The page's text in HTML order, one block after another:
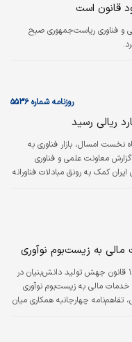
قانون است
و فناوری ریاست‌جمهوری صبح
روزنامه شماره ۵۵۳۶
شبکه فن‌بازار ملی ایران گفت: در ۵ ماه نخست امسال، بازار فناوری به
به گزارش معاونت علمی و فناوری
کمک به رونق مبادلات فناورانه
تفاهم‌نامه‌ای چهارجانبه برای اجرای ماده ۱۸ قانون جهش تولید دانش‌بنیان در
میلیارد تومان خدمات مالی به زیست‌بوم نوآوری
چهار‌جانبه همکاری میان